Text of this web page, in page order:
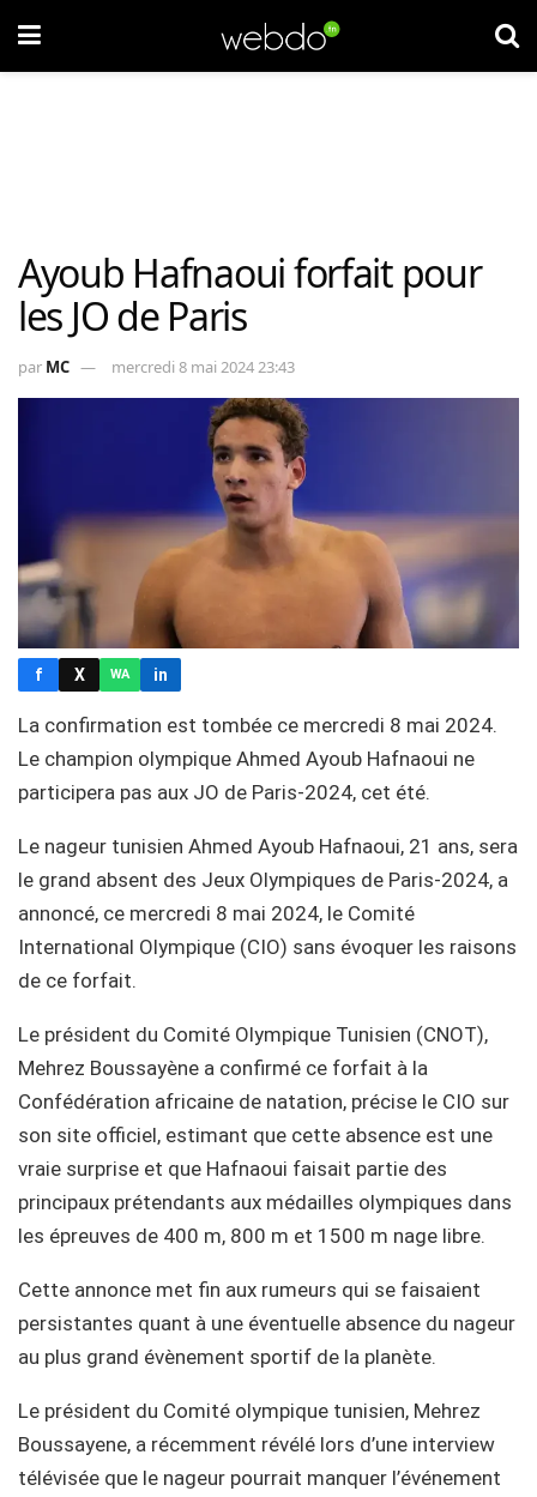
Ayoub Hafnaoui forfait pour
les JO de Paris
par MC mercredi 8 mai 2024 23:43
f X WA in
La confirmation est tombée ce mercredi 8 mai 2024.
Le champion olympique Ahmed Ayoub Hafnaoui ne
participera pas aux JO de Paris-2024, cet été.
Le nageur tunisien Ahmed Ayoub Hafnaoui, 21 ans, sera
le grand absent des Jeux Olympiques de Paris-2024, a
annoncé, ce mercredi 8 mai 2024, le Comité
International Olympique (CIO) sans évoquer les raisons
de ce forfait.
Le président du Comité Olympique Tunisien (CNOT),
Mehrez Boussayène a confirmé ce forfait à la
Confédération africaine de natation, précise le CIO sur
son site officiel, estimant que cette absence est une
vraie surprise et que Hafnaoui faisait partie des
principaux prétendants aux médailles olympiques dans
les épreuves de 400 m, 800 m et 1500 m nage libre.
Cette annonce met fin aux rumeurs qui se faisaient
persistantes quant à une éventuelle absence du nageur
au plus grand évènement sportif de la planète.
Le président du Comité olympique tunisien, Mehrez
Boussayene, a récemment révélé lors d’une interview
télévisée que le nageur pourrait manquer l’événement